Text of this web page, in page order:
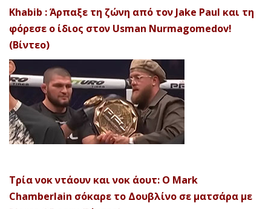
Khabib : Άρπαξε τη ζώνη από τον Jake Paul και τη
φόρεσε ο ίδιος στον Usman Nurmagomedov!
(Βίντεο)
Τρία νοκ ντάουν και νοκ άουτ: Ο Mark
Chamberlain σόκαρε το Δουβλίνο σε ματσάρα με